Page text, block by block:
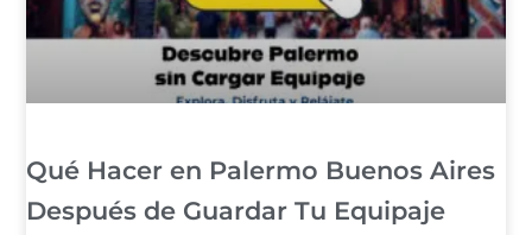
Qué Hacer en Palermo Buenos Aires
Después de Guardar Tu Equipaje